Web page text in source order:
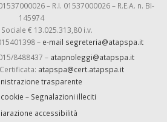
– R.I. 01537000026 – R.E.A. n. BI-
145974
€ 13.025.313,80 i.v.
– e-mail segreteria@atapspa.it
8488437 – atapnoleggi@atapspa.it
atapspa@cert.atapspa.it
trasparente
– Segnalazioni illeciti
accessibilità